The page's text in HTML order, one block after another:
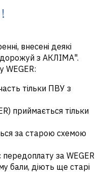
внесені деякі
з АКЛІМА".
WEGER:
тільки ПВУ з
приймається тільки
за старою схемою
за WEGER
бали, діють ще старі